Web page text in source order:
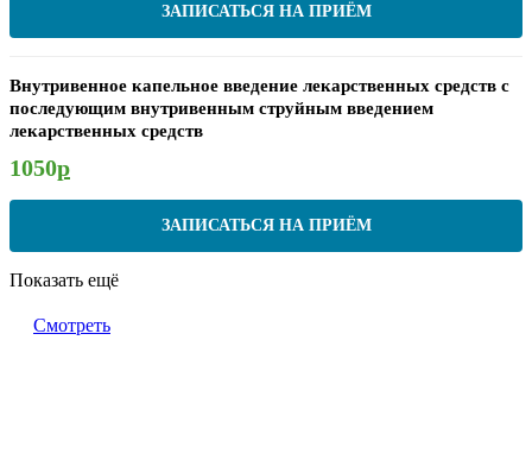
ЗАПИСАТЬСЯ НА ПРИЁМ
Внутривенное капельное введение лекарственных средств с
последующим внутривенным струйным введением
лекарственных средств
1050р
ЗАПИСАТЬСЯ НА ПРИЁМ
Показать ещё
Смотреть